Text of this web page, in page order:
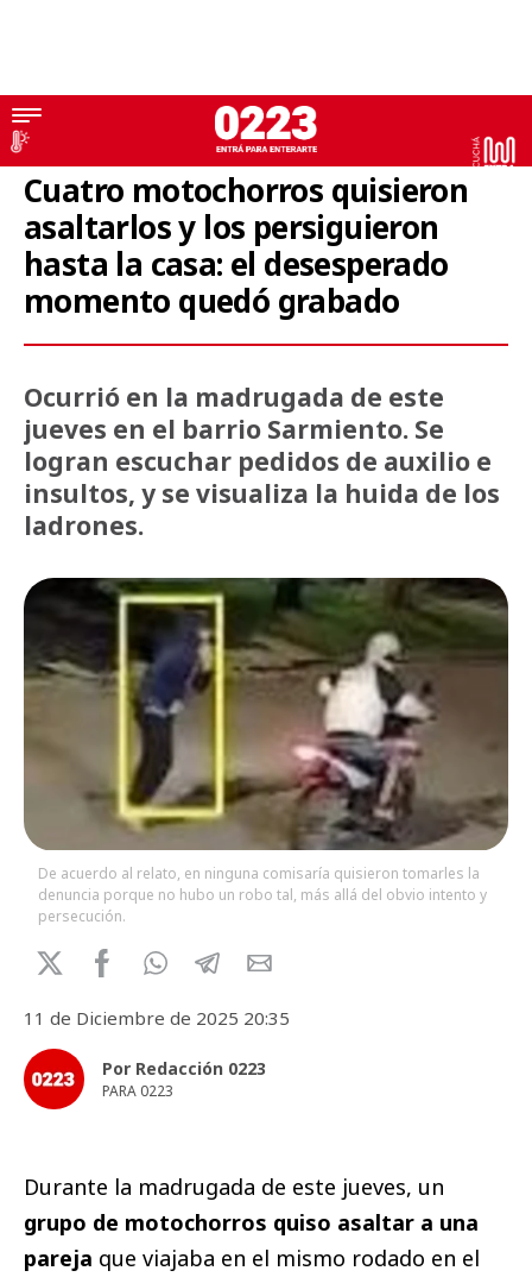
Motochorros
Cuatro motochorros quisieron
asaltarlos y los persiguieron
hasta la casa: el desesperado
momento quedó grabado
Ocurrió en la madrugada de este
jueves en el barrio Sarmiento. Se
logran escuchar pedidos de auxilio e
insultos, y se visualiza la huida de los
ladrones.
De acuerdo al relato, en ninguna comisaría quisieron tomarles la
denuncia porque no hubo un robo tal, más allá del obvio intento y
persecución.
11 de Diciembre de 2025 20:35
Por Redacción 0223
PARA 0223
Durante la madrugada de este jueves, un
grupo de motochorros quiso asaltar a una
pareja que viajaba en el mismo rodado en el